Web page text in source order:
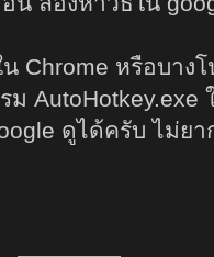
Chrome หรือบา
AutoHotkey.exe
ดูได้ครับ ไม่ย